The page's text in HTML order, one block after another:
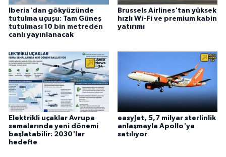
Iberia'dan gökyüzünde
tutulma uçuşu: Tam Güneş
tutulması 10 bin metreden
canlı yayınlanacak
Brussels Airlines'tan yüksek
hızlı Wi-Fi ve premium kabin
yatırımı
Elektrikli uçaklar Avrupa
semalarında yeni dönemi
başlatabilir: 2030'lar
hedefte
easyJet, 5,7 milyar sterlinlik
anlaşmayla Apollo'ya
satılıyor